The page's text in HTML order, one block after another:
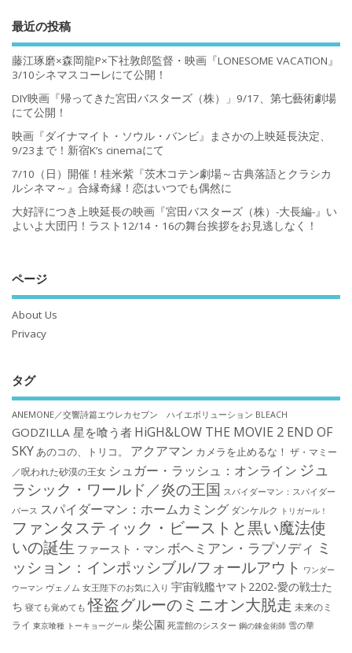
最近の投稿
藤江琢磨×森岡龍P×下社敦郎監督・映画『LONESOME VACATION』
3/10シネマスコーレにて公開！
DIY映画『帰ってきた宮田バスターズ（株）」9/17、第七藝術劇場
にて公開！
映画『ダイナマイト・ソウル・バンビ』まさかの上映延長決定、
9/23まで！新宿K’s cinemaにて
7/10（日）開催！桂米紫『茨木コテン劇場～古典落語とクラシカ
ルシネマ～』合縁奇縁！恋はいつでも偶然に
大好評につき上映延長の映画『宮田バスターズ（株）-大長編-』い
よいよ大団円！ラスト12/14・16の舞台挨拶をお見逃しなく！
ページ
About Us
Privacy
タグ
ANEMONE／交響詩篇エウレカセブン ハイエボリューション BLEACH
GODZILLA 星を喰う者 HiGH&LOW THE MOVIE 2 END OF
SKYあのコの、トリコ。 アクアマン カメラを止めるな！ ザ・マミー
／呪われた砂漠の王女 シュガー・ラッシュ：オンライン ジュ
ラシック・ワールド／炎の王国 スパイダーマン：スパイダー
バース スパイダーマン：ホームカミング ダンケルク トリガール！
ファンタスティック・ビーストと黒い魔法使
いの誕生 ファースト・マン ボヘミアン・ラプソディ ミ
ッション：インポッシブル/フォールアウト ワンダー
ウーマン ヴェノム 女王陛下のお気に入り 宇宙戦艦ヤマト2202-愛の戦士た
ち 寝ても覚めても 怪盗グルーのミニオン大脱走 未来のミ
ライ 東京喰種 トーキョーグール 柴公園 死霊館のシスター 鋼の錬金術師 雪の華